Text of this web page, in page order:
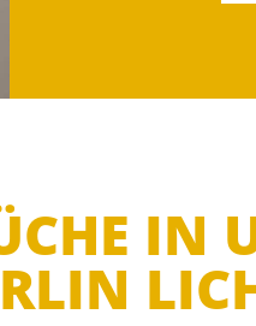
IN